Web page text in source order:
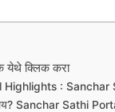
येथे क्लिक करा
Highlights : Sanchar
Sanchar Sathi